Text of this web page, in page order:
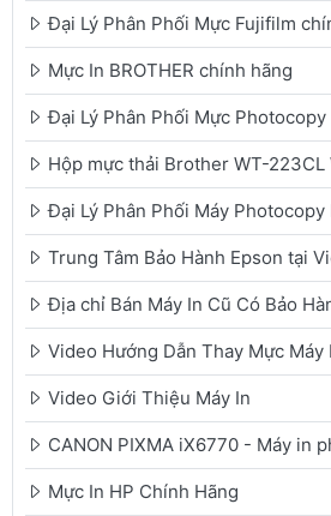
Đại Lý Phân Phối Mực Fujifilm
Mực In BROTHER chính hãng
Đại Lý Phân Phối Mực
Hộp mực thải Brother WT-223CL
Đại Lý Phân Phối Máy Photocopy
Trung Tâm Bảo Hành Epson tại
Địa chỉ Bán Máy In Cũ Có Bảo
Video Hướng Dẫn Thay Mực Máy
Video Giới Thiệu Máy In
CANON PIXMA iX6770 - Máy in
Mực In HP Chính Hãng